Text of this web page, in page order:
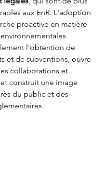
aux EnR. L'adoption
proactive en matière
l'obtention de
et de subventions, ouvre
collaborations et
construit une image
du public et des